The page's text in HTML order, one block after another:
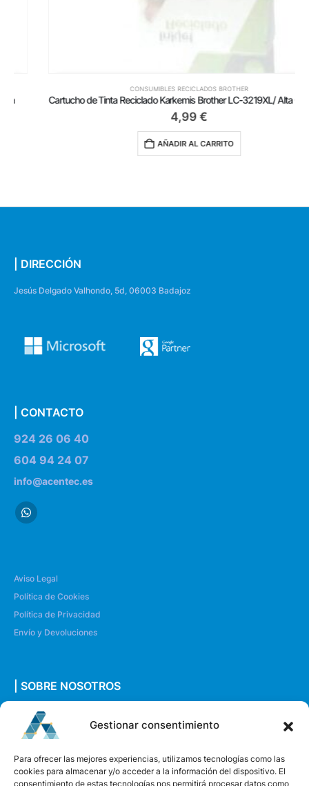
Gestionar consentimiento
Para ofrecer las mejores experiencias, utilizamos tecnologías como las
cookies para almacenar y/o acceder a la información del dispositivo. El
consentimiento de estas tecnologías nos permitirá procesar datos como
CONSUMIBLES RECICLADOS BROTHER
Cartucho de Tinta Reciclado Karkemis Brother LC-3219XL/ Alta Capacidad/ Amarillo
€
AÑADIR AL CARRITO
| DIRECCIÓN
Jesús Delgado Valhondo, 5d, 06003 Badajoz
| CONTACTO
924 26 06 40
604 94 24 07
info@acentec.es
Aviso Legal
Política de Cookies
Política de Privacidad
Envío y Devoluciones
| SOBRE NOSOTROS
Quiénes somos
Envíanos un mensaje